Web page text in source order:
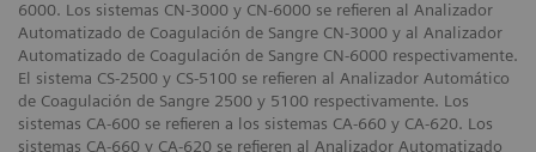
6000. Los sistemas CN-3000 y CN-6000 se refieren al Analizador
Automatizado de Coagulación de Sangre CN-3000 y al Analizador
Automatizado de Coagulación de Sangre CN-6000 respectivamente.
El sistema CS-2500 y CS-5100 se refieren al Analizador Automático
de Coagulación de Sangre 2500 y 5100 respectivamente. Los
sistemas CA-600 se refieren a los sistemas CA-660 y CA-620. Los
sistemas CA-660 y CA-620 se refieren al Analizador Automatizado